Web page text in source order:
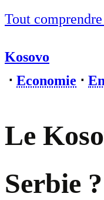
Tout
Kosovo
⋅ Economie ⋅
Le
Serbie ?